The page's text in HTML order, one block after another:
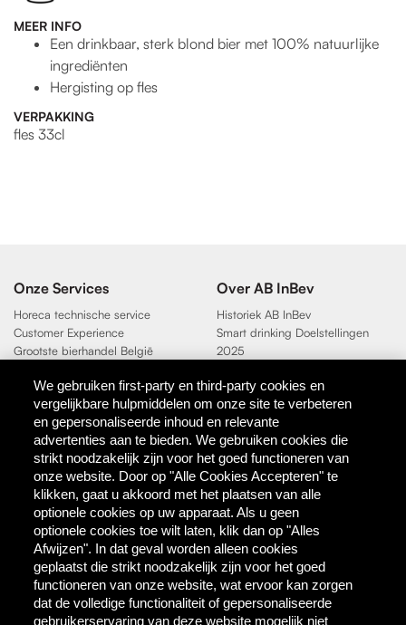
MEER INFO
Een drinkbaar, sterk blond bier met 100% natuurlijke
ingrediënten
Hergisting op fles
VERPAKKING
fles 33cl
Onze Services
Horeca technische service
Customer Experience
Grootste bierhandel België
Over AB InBev
Historiek AB InBev
Smart drinking Doelstellingen
2025
Contact
AB InBev
Direct Contact
Tools & Partners
Downloadcentrum
TaDa - digitale coupons
BEES Delivery - dranken
groothandel
We gebruiken first-party en third-party cookies en
vergelijkbare hulpmiddelen om onze site te verbeteren
en gepersonaliseerde inhoud en relevante
advertenties aan te bieden. We gebruiken cookies die
strikt noodzakelijk zijn voor het goed functioneren van
onze website. Door op "Alle Cookies Accepteren" te
klikken, gaat u akkoord met het plaatsen van alle
optionele cookies op uw apparaat. Als u geen
optionele cookies toe wilt laten, klik dan op "Alles
Afwijzen". In dat geval worden alleen cookies
geplaatst die strikt noodzakelijk zijn voor het goed
functioneren van onze website, wat ervoor kan zorgen
dat de volledige functionaliteit of gepersonaliseerde
gebruikerservaring van deze website mogelijk niet